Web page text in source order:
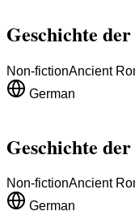
Geschichte
Non-fictionAncient
German
Geschichte
Non-fictionAncient
German